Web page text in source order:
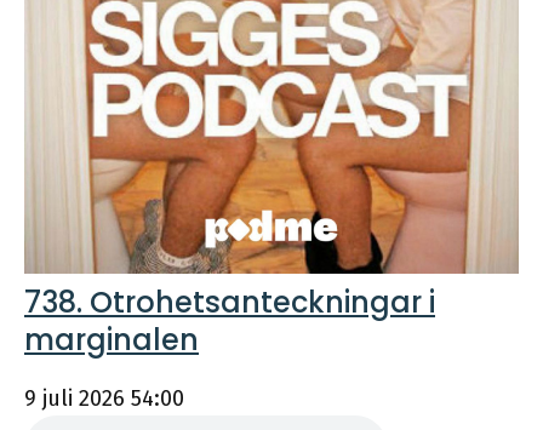
738. Otrohetsanteckningar i
marginalen
9 juli 2026 54:00